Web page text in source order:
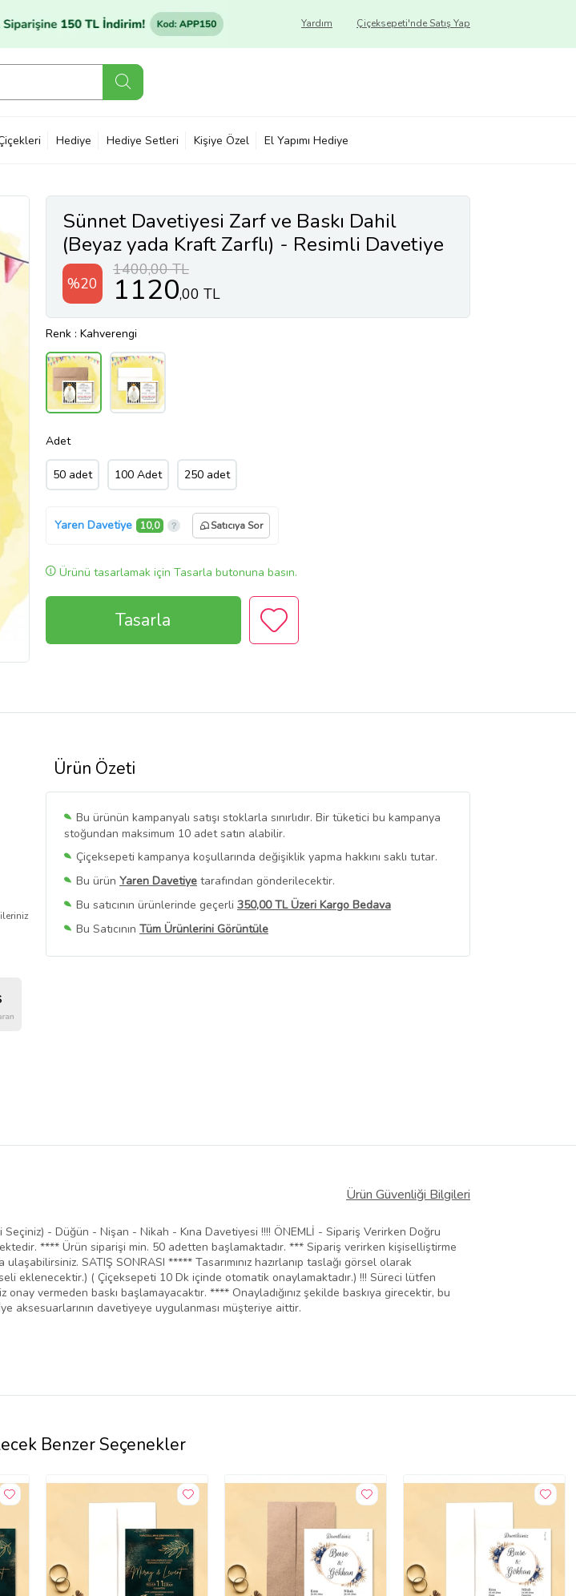
Çiçeksepeti'nde Satış Yap
Yardım
Hediye Hediye Setleri Kişiye Özel El Yapımı Hediye
Sünnet Davetiyesi Zarf ve Baskı Dahil
(Beyaz yada Kraft Zarflı) - Resimli Davetiye
- Sünnet - Mevlüd Davetiyesi (Kahverengi)
%20
1400,00 TL
1120,00 TL
Renk : Kahverengi
Adet
50 adet 100 Adet 250 adet
Yaren Davetiye 10,0 Satıcıya Sor
Ürünü tasarlamak için Tasarla butonuna basın.
Tasarla
Ürün Özeti
Bu ürünün kampanyalı satışı stoklarla sınırlıdır. Bir tüketici bu kampanya
stoğundan maksimum 10 adet satın alabilir.
Çiçeksepeti kampanya koşullarında değişiklik yapma hakkını saklı tutar.
Bu ürün Yaren Davetiye tarafından gönderilecektir.
Bu satıcının ürünlerinde geçerli 350,00 TL Üzeri Kargo Bedava
Bu Satıcının Tüm Ürünlerini Görüntüle
Ürün sayfasında gördüğünüz fiyat bilgileri, satıcı tarafından
Ürün Güvenliği Bilgileri
- Düğün - Nişan - Nikah - Kına Davetiyesi !!!! ÖNEMLİ - Sipariş Verirken Doğru
**** Ürün siparişi min. 50 adetten başlamaktadır. *** Sipariş verirken kişiselliştirme
SATIŞ SONRASI ***** Tasarımınız hazırlanıp taslağı görsel olarak
eklenecektir.) ( Çiçeksepeti 10 Dk içinde otomatik onaylamaktadır.) !!! Süreci lütfen
vermeden baskı başlamayacaktır. **** Onayladığınız şekilde baskıya girecektir, bu
davetiyeye uygulanması müşteriye aittir.
Benzer Seçenekler